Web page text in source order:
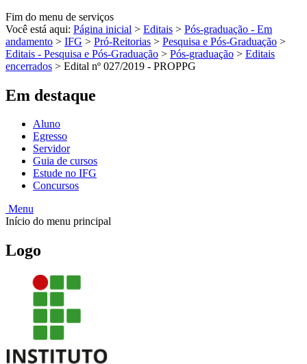
Fim do menu de serviços
Você está aqui: Página inicial > Editais > Pós-graduação - Em
andamento > IFG > Pró-Reitorias > Pesquisa e Pós-Graduação >
Editais - Pesquisa e Pós-Graduação > Pós-graduação > Editais
encerrados > Edital nº 027/2019 - PROPPG
Em destaque
Aluno
Egresso
Servidor
Guia de cursos
Estude no IFG
Concursos
Menu
Início do menu principal
Logo